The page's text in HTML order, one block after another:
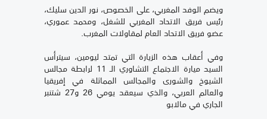
ويضم الوفد المغربي، على الخصوص، نور الدين سليك،
رئيس فريق الاتحاد المغربي للشغل، ومحمد عموري،
عضو فريق الاتحاد العام لمقاولات المغرب.
وفي أعقاب هذه الزيارة التي تمتد ليومين، سيترأس
السيد ميارة الاجتماع التشاوري الـ 11 لرابطة مجالس
الشيوخ والشورى والمجالس المماثلة في إفريقيا
والعالم العربي، والذي سيعقد يومي 26 و27 شتنبر
الجاري في مالابو